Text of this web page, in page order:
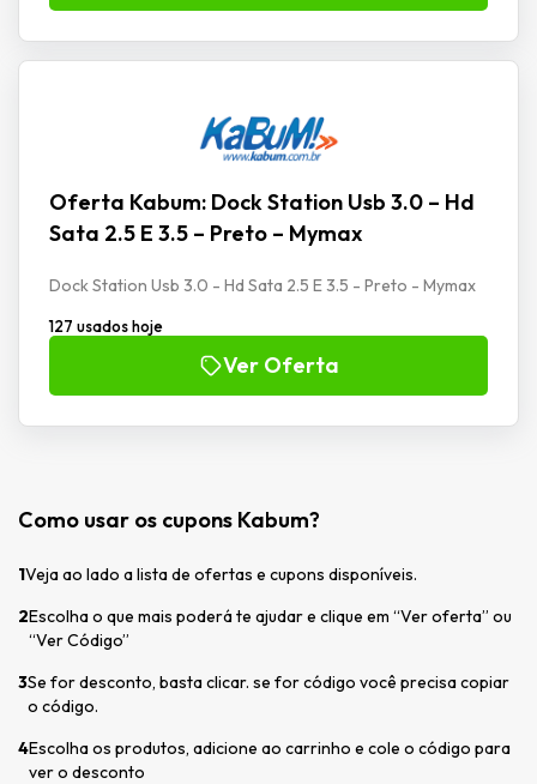
Oferta Kabum: Dock Station Usb 3.0 – Hd
Sata 2.5 E 3.5 – Preto – Mymax
Dock Station Usb 3.0 - Hd Sata 2.5 E 3.5 - Preto - Mymax
127 usados hoje
Ver Oferta
Como usar os cupons Kabum?
1Veja ao lado a lista de ofertas e cupons disponíveis.
2Escolha o que mais poderá te ajudar e clique em “Ver oferta” ou
“Ver Código”
3Se for desconto, basta clicar. se for código você precisa copiar
o código.
4Escolha os produtos, adicione ao carrinho e cole o código para
ver o desconto